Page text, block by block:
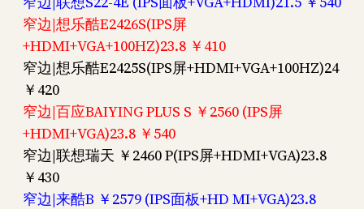
窄边|想乐酷E2426S(IPS屏
+HDMI+VGA+100HZ)23.8 ￥410
窄边|想乐酷E2425S(IPS屏+HDMI+VGA+100HZ)24
￥420
窄边|百应BAIYING PLUS S ￥2560 (IPS屏
+HDMI+VGA)23.8 ￥540
窄边|联想瑞天 ￥2460 P(IPS屏+HDMI+VGA)23.8
￥430
窄边|来酷B ￥2579 (IPS面板+HD MI+VGA)23.8